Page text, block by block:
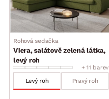
Rohová sedačka
Viera, salátově zelená látka,
levý roh
+ 11 barev
Levý roh
Pravý roh